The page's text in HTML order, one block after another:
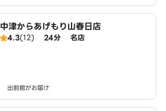
中津からあげもり山春日店
4.3(12) 24分 名店
出前館がお届け